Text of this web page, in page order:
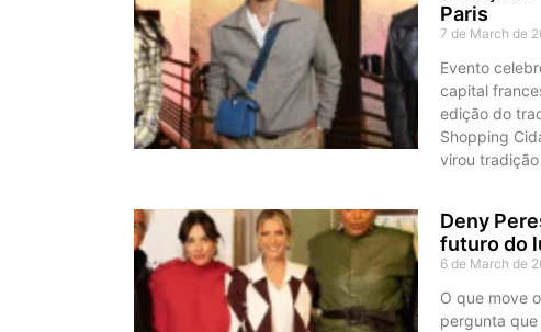
Paris
7 de March de
Evento
capital
edição do
Shopping
virou
Deny
futuro do
6 de March de
O que move
pergunta